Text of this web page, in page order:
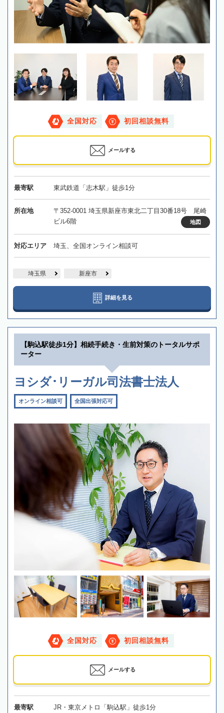
全国対応 初回相談無料
メールする
最寄駅 東武鉄道「志木駅」徒歩1分
所在地
〒352-0001 埼玉県新座市東北二丁目30番18号 尾崎
ビル6階
地図
対応エリア 埼玉、全国オンライン相談可
埼玉県 新座市
詳細を見る
【駒込駅徒歩1分】相続手続き・生前対策のトータルサポ
ーター
ヨシダ･リーガル司法書士法人
オンライン相談可 全国出張対応可
全国対応 初回相談無料
メールする
最寄駅 JR・東京メトロ「駒込駅」徒歩1分